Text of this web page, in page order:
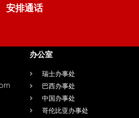
安排通话
办公室
瑞士办事处
巴西办事处
中国办事处
哥伦比亚办事处